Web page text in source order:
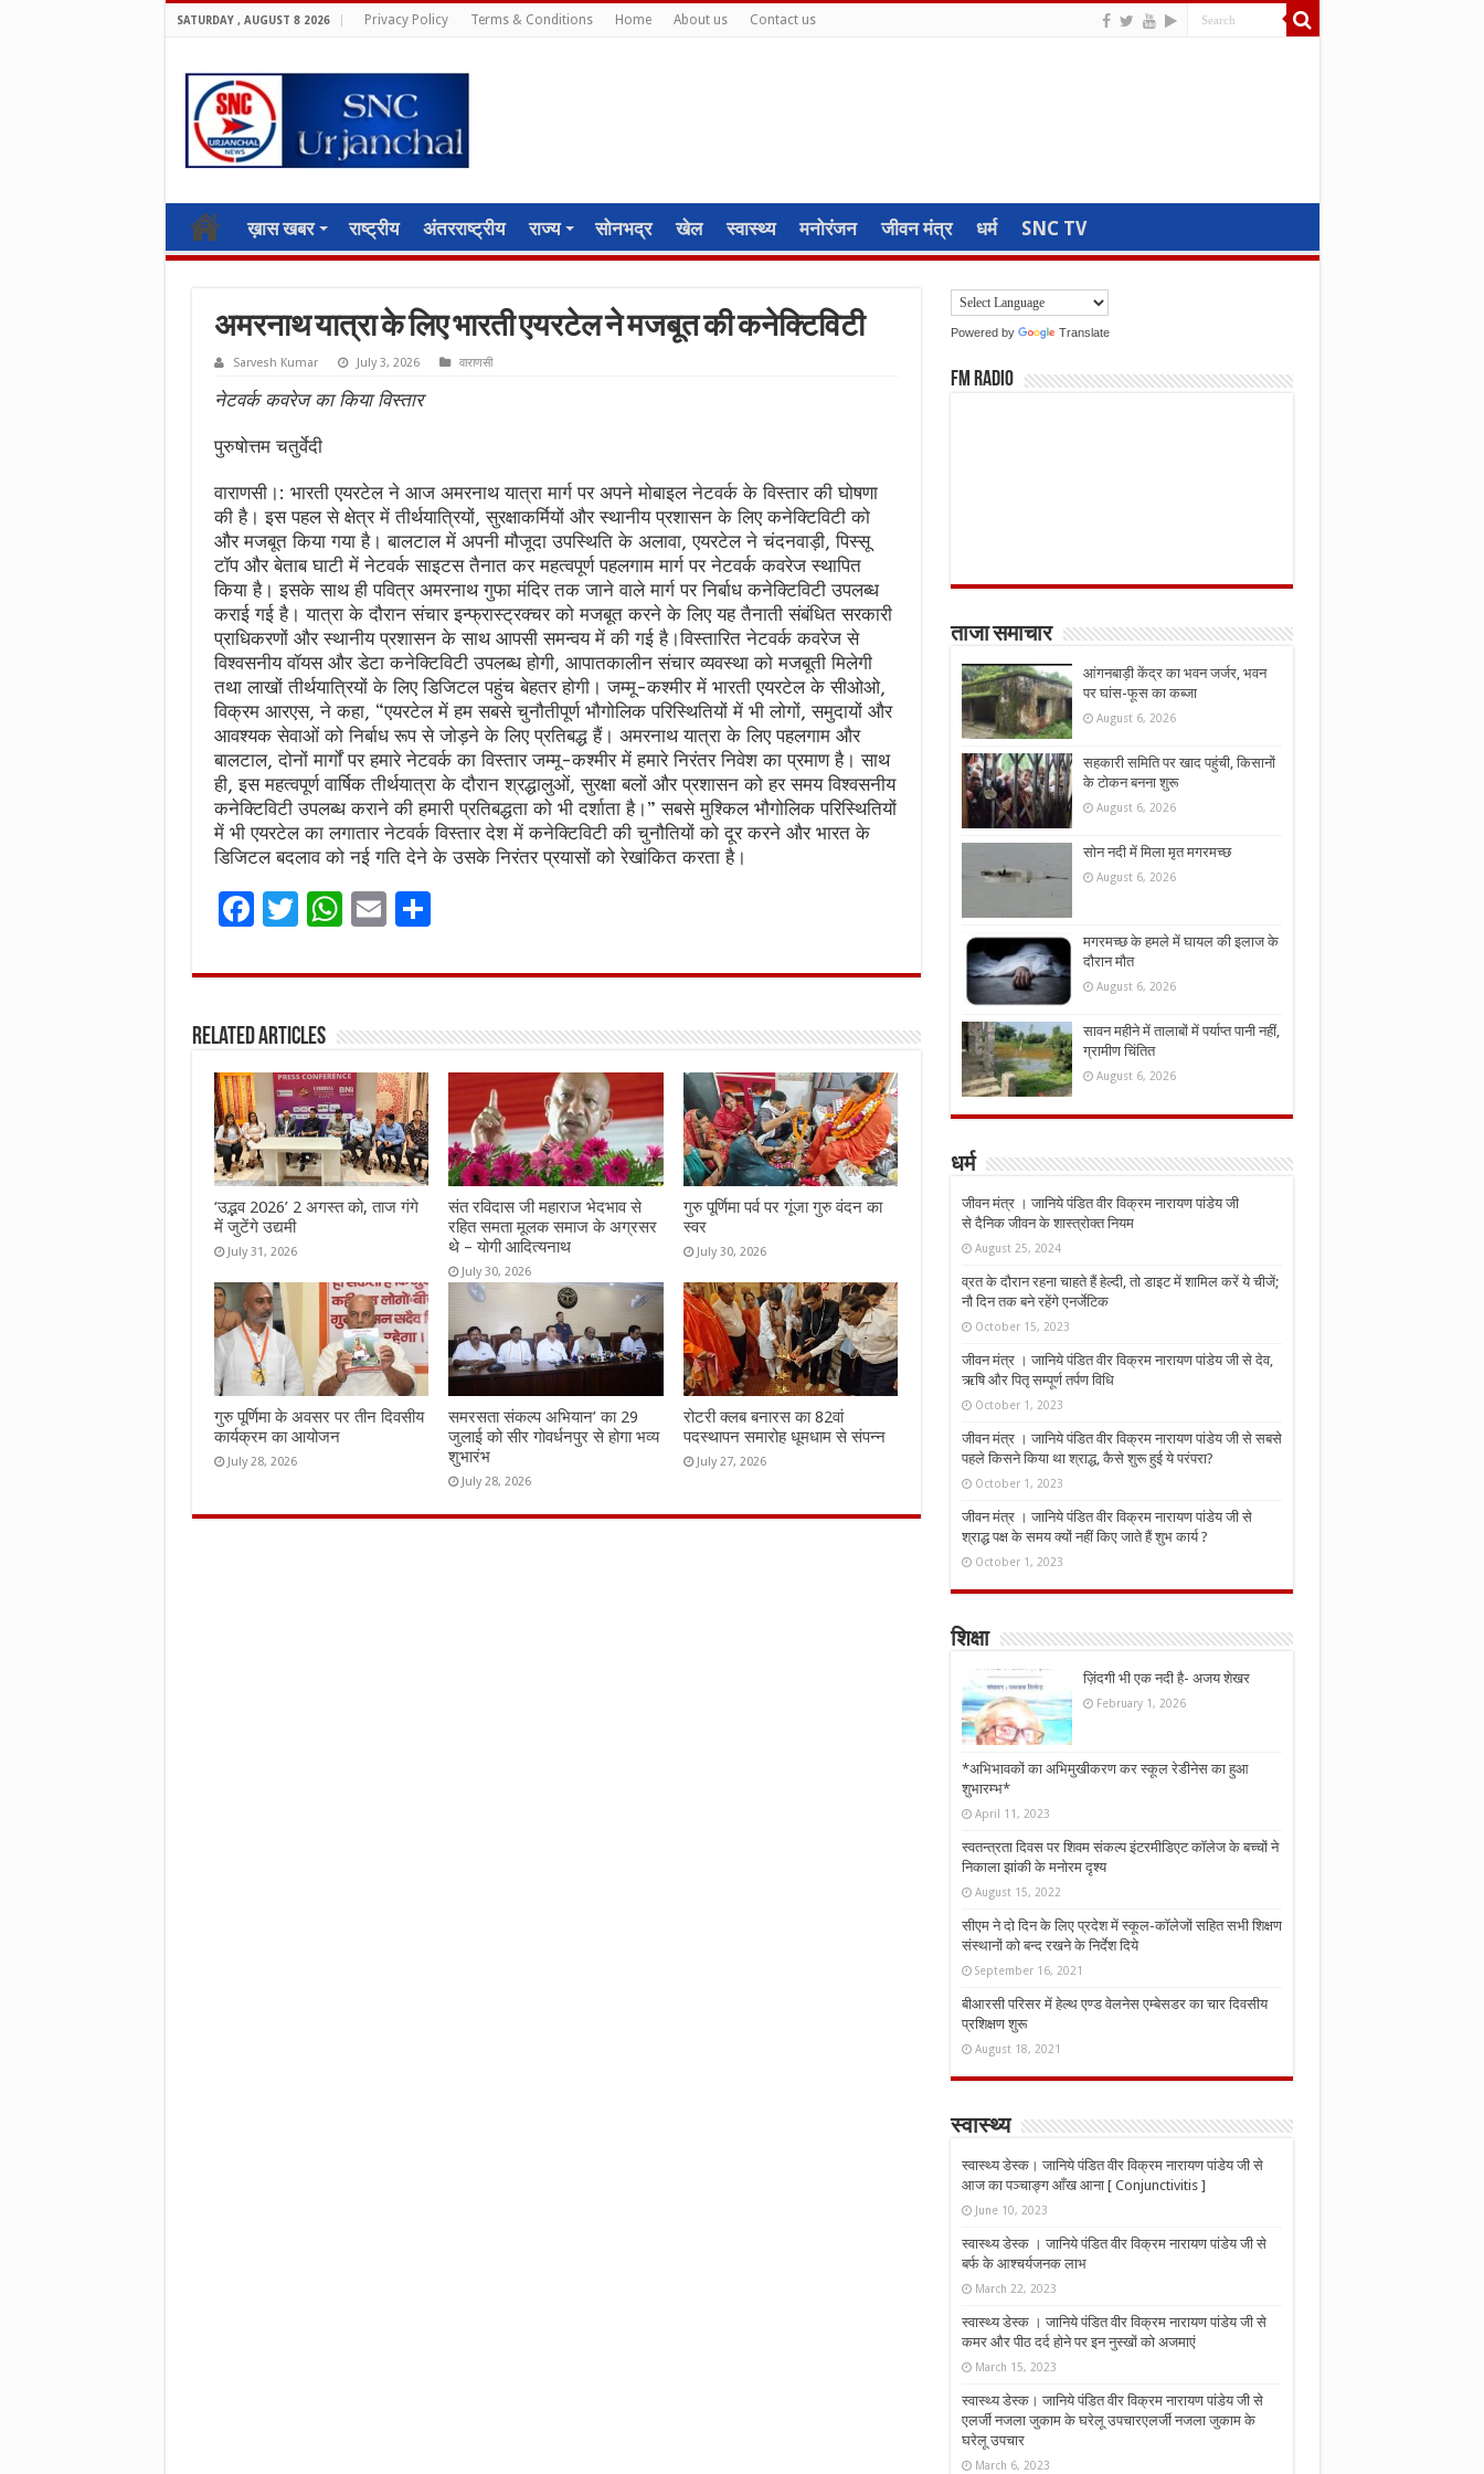
SATURDAY , AUGUST 8 2026 Privacy Policy Terms & Conditions Home About us Contact us
ख़ास खबर राष्ट्रीय अंतरराष्ट्रीय राज्य सोनभद्र खेल स्वास्थ्य मनोरंजन जीवन मंत्र धर्म SNC TV
अमरनाथ यात्रा के लिए भारती एयरटेल ने मजबूत की कनेक्टिविटी
Sarvesh Kumar July 3, 2026 वाराणसी
नेटवर्क कवरेज का किया विस्तार
पुरुषोत्तम चतुर्वेदी
वाराणसी।: भारती एयरटेल ने आज अमरनाथ यात्रा मार्ग पर अपने मोबाइल नेटवर्क के विस्तार की घोषणा
की है। इस पहल से क्षेत्र में तीर्थयात्रियों, सुरक्षाकर्मियों और स्थानीय प्रशासन के लिए कनेक्टिविटी को
और मजबूत किया गया है। बालटाल में अपनी मौजूदा उपस्थिति के अलावा, एयरटेल ने चंदनवाड़ी, पिस्सू
टॉप और बेताब घाटी में नेटवर्क साइटस तैनात कर महत्वपूर्ण पहलगाम मार्ग पर नेटवर्क कवरेज स्थापित
किया है। इसके साथ ही पवित्र अमरनाथ गुफा मंदिर तक जाने वाले मार्ग पर निर्बाध कनेक्टिविटी उपलब्ध
कराई गई है। यात्रा के दौरान संचार इन्फ्रास्ट्रक्चर को मजबूत करने के लिए यह तैनाती संबंधित सरकारी
प्राधिकरणों और स्थानीय प्रशासन के साथ आपसी समन्वय में की गई है।विस्तारित नेटवर्क कवरेज से
विश्वसनीय वॉयस और डेटा कनेक्टिविटी उपलब्ध होगी, आपातकालीन संचार व्यवस्था को मजबूती मिलेगी
तथा लाखों तीर्थयात्रियों के लिए डिजिटल पहुंच बेहतर होगी। जम्मू-कश्मीर में भारती एयरटेल के सीओओ,
विक्रम आरएस, ने कहा, “एयरटेल में हम सबसे चुनौतीपूर्ण भौगोलिक परिस्थितियों में भी लोगों, समुदायों और
आवश्यक सेवाओं को निर्बाध रूप से जोड़ने के लिए प्रतिबद्ध हैं। अमरनाथ यात्रा के लिए पहलगाम और
बालटाल, दोनों मार्गों पर हमारे नेटवर्क का विस्तार जम्मू-कश्मीर में हमारे निरंतर निवेश का प्रमाण है। साथ
ही, इस महत्वपूर्ण वार्षिक तीर्थयात्रा के दौरान श्रद्धालुओं, सुरक्षा बलों और प्रशासन को हर समय विश्वसनीय
कनेक्टिविटी उपलब्ध कराने की हमारी प्रतिबद्धता को भी दर्शाता है।” सबसे मुश्किल भौगोलिक परिस्थितियों
में भी एयरटेल का लगातार नेटवर्क विस्तार देश में कनेक्टिविटी की चुनौतियों को दूर करने और भारत के
डिजिटल बदलाव को नई गति देने के उसके निरंतर प्रयासों को रेखांकित करता है।
F
ce
o
o
k
T
it
r
W
at
A
p
p
E
ai
S
ar
Related Articles
‘उद्भव 2026’ 2 अगस्त को, ताज गंगे
में जुटेंगे उद्यमी
July 31, 2026
संत रविदास जी महाराज भेदभाव से
रहित समता मूलक समाज के अग्रसर
थे – योगी आदित्यनाथ
July 30, 2026
गुरु पूर्णिमा पर्व पर गूंजा गुरु वंदन का
स्वर
July 30, 2026
गुरु पूर्णिमा के अवसर पर तीन दिवसीय
कार्यक्रम का आयोजन
July 28, 2026
समरसता संकल्प अभियान’ का 29
जुलाई को सीर गोवर्धनपुर से होगा भव्य
शुभारंभ
July 28, 2026
रोटरी क्लब बनारस का 82वां
पदस्थापन समारोह धूमधाम से संपन्न
July 27, 2026
Powered by Translate
FM Radio
ताजा समाचार
आंगनबाड़ी केंद्र का भवन जर्जर, भवन
पर घांस-फूस का कब्जा
August 6, 2026
सहकारी समिति पर खाद पहुंची, किसानों
के टोकन बनना शुरू
August 6, 2026
सोन नदी में मिला मृत मगरमच्छ
August 6, 2026
मगरमच्छ के हमले में घायल की इलाज के
दौरान मौत
August 6, 2026
सावन महीने में तालाबों में पर्याप्त पानी नहीं,
ग्रामीण चिंतित
August 6, 2026
धर्म
जीवन मंत्र । जानिये पंडित वीर विक्रम नारायण पांडेय जी
से दैनिक जीवन के शास्त्रोक्त नियम
August 25, 2024
व्रत के दौरान रहना चाहते हैं हेल्दी, तो डाइट में शामिल करें ये चीजें;
नौ दिन तक बने रहेंगे एनर्जेटिक
October 15, 2023
जीवन मंत्र । जानिये पंडित वीर विक्रम नारायण पांडेय जी से देव,
ऋषि और पितृ सम्पूर्ण तर्पण विधि
October 1, 2023
जीवन मंत्र । जानिये पंडित वीर विक्रम नारायण पांडेय जी से सबसे
पहले किसने किया था श्राद्ध, कैसे शुरू हुई ये परंपरा?
October 1, 2023
जीवन मंत्र । जानिये पंडित वीर विक्रम नारायण पांडेय जी से
श्राद्ध पक्ष के समय क्यों नहीं किए जाते हैं शुभ कार्य ?
October 1, 2023
शिक्षा
ज़िंदगी भी एक नदी है- अजय शेखर
February 1, 2026
*अभिभावकों का अभिमुखीकरण कर स्कूल रेडीनेस का हुआ
शुभारम्भ*
April 11, 2023
स्वतन्त्रता दिवस पर शिवम संकल्प इंटरमीडिएट कॉलेज के बच्चों ने
निकाला झांकी के मनोरम दृश्य
August 15, 2022
सीएम ने दो दिन के लिए प्रदेश में स्कूल-कॉलेजों सहित सभी शिक्षण
संस्थानों को बन्द रखने के निर्देश दिये
September 16, 2021
बीआरसी परिसर में हेल्थ एण्ड वेलनेस एम्बेसडर का चार दिवसीय
प्रशिक्षण शुरू
August 18, 2021
स्वास्थ्य
स्वास्थ्य डेस्क। जानिये पंडित वीर विक्रम नारायण पांडेय जी से
आज का पञ्चाङ्ग आँख आना [ Conjunctivitis ]
June 10, 2023
स्वास्थ्य डेस्क । जानिये पंडित वीर विक्रम नारायण पांडेय जी से
बर्फ के आश्चर्यजनक लाभ
March 22, 2023
स्वास्थ्य डेस्क । जानिये पंडित वीर विक्रम नारायण पांडेय जी से
कमर और पीठ दर्द होने पर इन नुस्‍खों को अजमाएं
March 15, 2023
स्वास्थ्य डेस्क। जानिये पंडित वीर विक्रम नारायण पांडेय जी से
एलर्जी नजला जुकाम के घरेलू उपचारएलर्जी नजला जुकाम के
घरेलू उपचार
March 6, 2023